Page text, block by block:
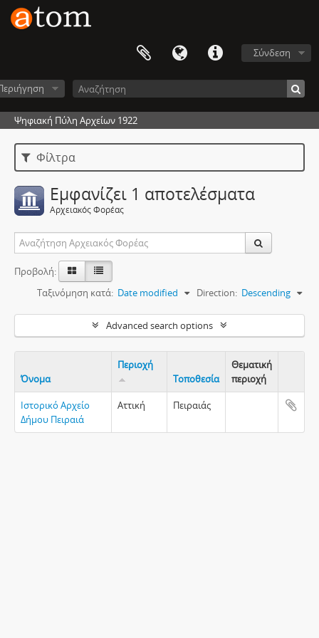
Σύνδεση
Ψηφιακή Πύλη Αρχείων 1922
Φίλτρα
Εμφανίζει 1 αποτελέσματα
Αρχειακός Φορέας
Προβολή:
Ταξινόμηση κατά: Date modified Direction: Descending
Advanced search options
Όνομα
Περιοχή
Τοποθεσία
Θεματική
περιοχή
Ιστορικό Αρχείο
Δήμου Πειραιά
Αττική Πειραιάς